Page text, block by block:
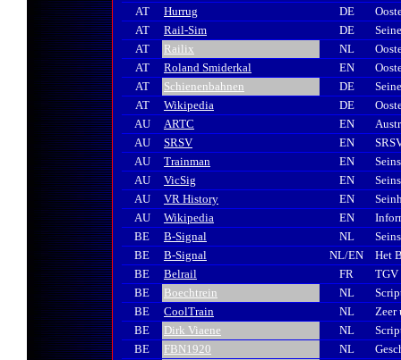
AT
Hurrug DE
AT
Rail-Sim DE
AT
Railix NL
AT
Roland Smiderkal EN
AT
Schienenbahnen DE
AT
Wikipedia DE
AU
ARTC EN
AU
SRSV EN
AU
Trainman EN
AU
VicSig EN
AU
VR History EN
AU
Wikipedia EN
BE
B-Signal NL
BE
B-Signal NL/EN
Het
BE
Belrail FR
TGV
BE
Boechtrein NL
BE
CoolTrain NL
Zeer
BE
Dirk Viaene NL
BE
FBN1920 NL